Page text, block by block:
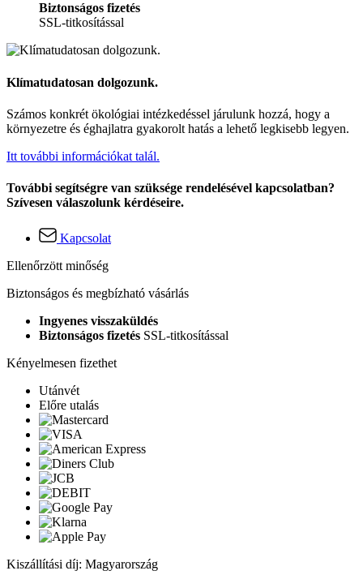
Biztonságos fizetés
SSL-titkosítással
Klímatudatosan dolgozunk.
Számos konkrét ökológiai intézkedéssel járulunk hozzá, hogy a
környezetre és éghajlatra gyakorolt hatás a lehető legkisebb legyen.
Itt további információkat talál.
További segítségre van szüksége rendelésével kapcsolatban?
Szívesen válaszolunk kérdéseire.
Kapcsolat
Ellenőrzött minőség
Biztonságos és megbízható vásárlás
Ingyenes visszaküldés
Biztonságos fizetés SSL-titkosítással
Kényelmesen fizethet
Utánvét
Előre utalás
Kiszállítási díj: Magyarország